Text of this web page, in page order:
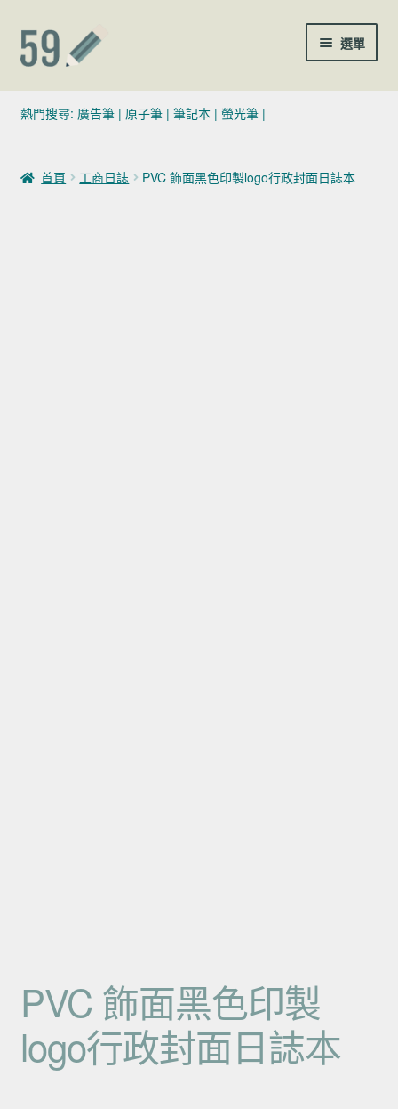
跳至導覽列
跳至主要內容 選單
(02)7729-4140
聯絡我們
熱門搜尋: 廣告筆| 原子筆| 筆記本| 螢光筆|
首頁 工商日誌 PVC 飾面黑色印製logo行政封面日誌本
PVC 飾面黑色印製
logo行政封面日誌本